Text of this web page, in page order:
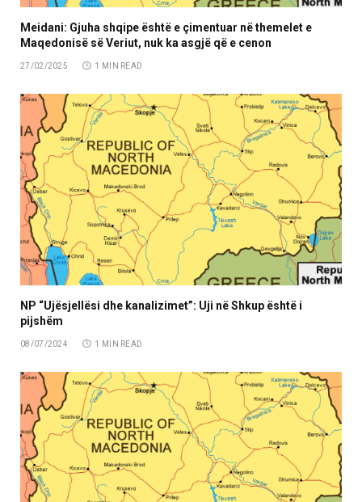
Meidani: Gjuha shqipe është e çimentuar në themelet e
Maqedonisë së Veriut, nuk ka asgjë që e cenon
27/02/2025 1 MIN READ
NP “Ujësjellësi dhe kanalizimet”: Uji në Shkup është i
pijshëm
08/07/2024 1 MIN READ